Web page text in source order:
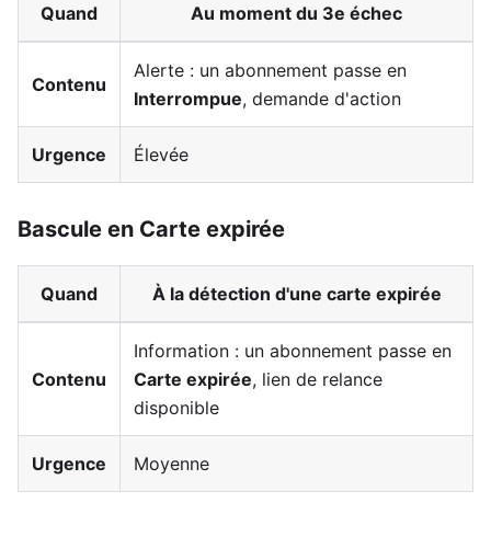
Quand Au moment du 3e échec
Contenu
Alerte : un abonnement passe en
Interrompue, demande d'action
Urgence Élevée
Bascule en Carte expirée
Quand À la détection d'une carte expirée
Contenu
Information : un abonnement passe en
Carte expirée, lien de relance
disponible
Urgence Moyenne